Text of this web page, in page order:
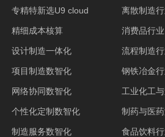
专精特新选U9 cloud
精细成本核算
设计制造一体化
项目制造数智化
网络协同数智化
个性化定制数智化
制造服务数智化
离散制造
消费品行业
流程制造
钢铁冶金
工业化工
制药与医
食品饮料